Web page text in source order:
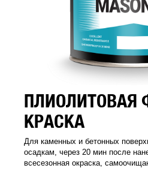
ПЛИОЛИТОВАЯ
КРАСКА
Для каменных и бетонных
осадкам, через 20 мин после
всесезонная окраска,